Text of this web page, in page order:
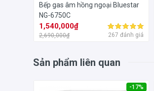
Bếp gas âm hồng ngoại Bluestar
NG-6750C
1,540,000₫
2,690,000₫ 267 đánh giá
Sản phẩm liên quan
-17%